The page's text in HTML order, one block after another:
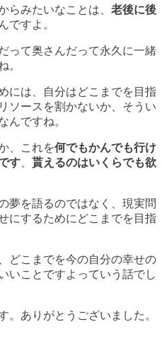
らみたいなことは、 老後に後
ですよ。
って奥さんだって永久に一緒
。
には、自分はどこまでを目指
ソースを割かないか、そうい
んですね。
、これを何でもかんでも行け
す
貰えるのはいくらでも欲
夢を語るのではなく、現実問
にするためにどこまでを目指
どこまでを今の自分の幸せの
いことですよっていう話でし
。ありがとうございました。